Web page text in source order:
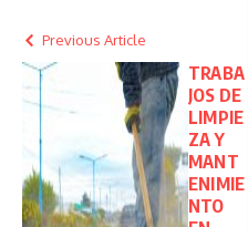
Previous Article
TRABA
JOS DE
LIMPIE
ZA Y
MANT
ENIMIE
NTO